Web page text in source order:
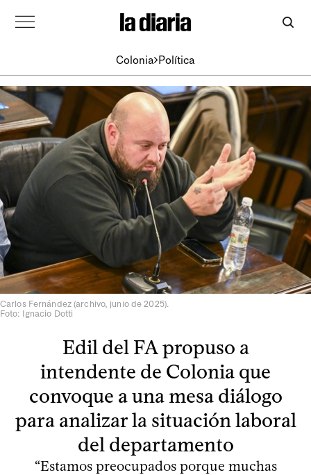
Colonia Política
Carlos Fernández (archivo, junio de 2025).
Foto: Ignacio Dotti
Edil del FA propuso a
intendente de Colonia que
convoque a una mesa diálogo
para analizar la situación laboral
del departamento
“Estamos preocupados porque muchas